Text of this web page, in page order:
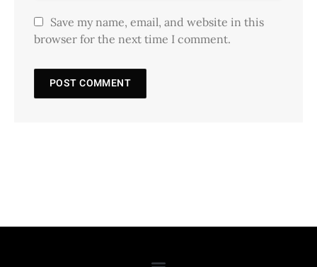
Save my name, email, and website in this
browser for the next time I comment.